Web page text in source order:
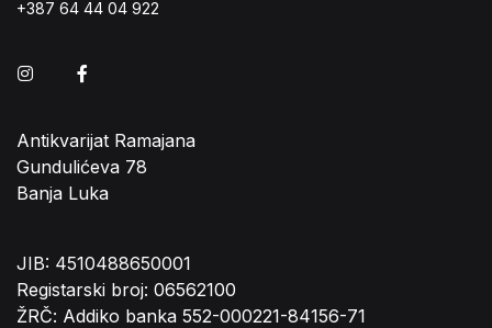
+387 64 44 04 922
Instagram
Antikvarijat Ramajana
Gundulićeva 78
Banja Luka
JIB: 4510488650001
Registarski broj: 06562100
ŽRČ: Addiko banka 552-000221-84156-71